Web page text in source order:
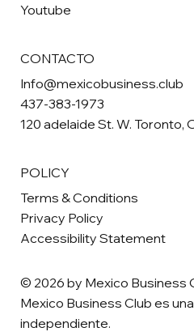
Youtube
CONTACTO
Info@mexicobusiness.club
437-383-1973
120 adelaide St. W. Toronto,
POLICY
Terms & Conditions
Privacy Policy
Accessibility Statement
© 2026 by Mexico Business
Mexico Business Club es
independiente.